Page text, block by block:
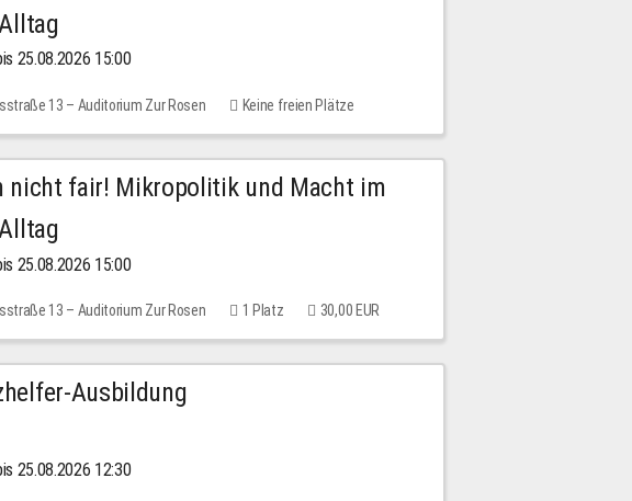
25.08.2026 15:00
13 – Auditorium Zur Rosen Keine freien Plätze
nicht fair! Mikropolitik und Macht im
25.08.2026 15:00
13 – Auditorium Zur Rosen 1 Platz 30,00 EUR
Ausbildung
25.08.2026 12:30